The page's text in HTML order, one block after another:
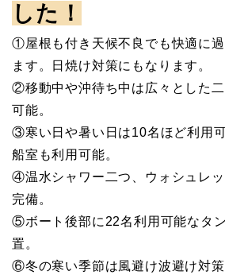
した！
①屋根も付き天候不良でも快適に過
ます。日焼け対策にもなります。
②移動中や沖待ち中は広々とした
可能。
③寒い日や暑い日は10名ほど利用
船室も利用可能。
④温水シャワー二つ、ウォシュレ
完備。
⑤ボート後部に22名利用可能なタ
置。
⑥冬の寒い季節は風避け波避け対